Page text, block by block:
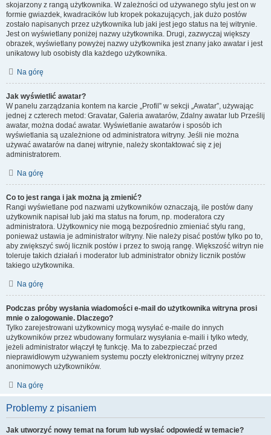
skojarzony z rangą użytkownika. W zależności od używanego stylu jest on w
formie gwiazdek, kwadracików lub kropek pokazujących, jak dużo postów
zostało napisanych przez użytkownika lub jaki jest jego status na tej witrynie.
Jest on wyświetlany poniżej nazwy użytkownika. Drugi, zazwyczaj większy
obrazek, wyświetlany powyżej nazwy użytkownika jest znany jako awatar i jest
unikatowy lub osobisty dla każdego użytkownika.
Na górę
Jak wyświetlić awatar?
W panelu zarządzania kontem na karcie „Profil” w sekcji „Awatar”, używając
jednej z czterech metod: Gravatar, Galeria awatarów, Zdalny awatar lub Prześlij
awatar, można dodać awatar. Wyświetlanie awatarów i sposób ich
wyświetlania są uzależnione od administratora witryny. Jeśli nie można
używać awatarów na danej witrynie, należy skontaktować się z jej
administratorem.
Na górę
Co to jest ranga i jak można ją zmienić?
Rangi wyświetlane pod nazwami użytkowników oznaczają, ile postów dany
użytkownik napisał lub jaki ma status na forum, np. moderatora czy
administratora. Użytkownicy nie mogą bezpośrednio zmieniać stylu rang,
ponieważ ustawia je administrator witryny. Nie należy pisać postów tylko po to,
aby zwiększyć swój licznik postów i przez to swoją rangę. Większość witryn nie
toleruje takich działań i moderator lub administrator obniży licznik postów
takiego użytkownika.
Na górę
Podczas próby wysłania wiadomości e-mail do użytkownika witryna prosi
mnie o zalogowanie. Dlaczego?
Tylko zarejestrowani użytkownicy mogą wysyłać e-maile do innych
użytkowników przez wbudowany formularz wysyłania e-maili i tylko wtedy,
jeżeli administrator włączył tę funkcję. Ma to zabezpieczać przed
nieprawidłowym używaniem systemu poczty elektronicznej witryny przez
anonimowych użytkowników.
Na górę
Problemy z pisaniem
Jak utworzyć nowy temat na forum lub wysłać odpowiedź w temacie?